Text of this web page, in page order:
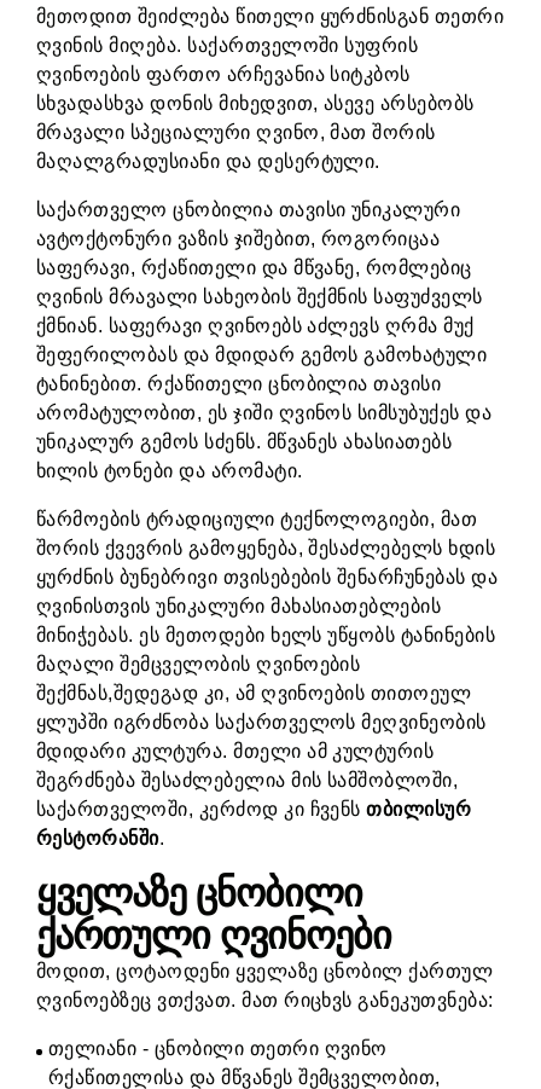
მეთოდით შეიძლება წითელი ყურძნისგან თეთრი
ღვინის მიღება. საქართველოში სუფრის
ღვინოების ფართო არჩევანია სიტკბოს
სხვადასხვა დონის მიხედვით, ასევე არსებობს
მრავალი სპეციალური ღვინო, მათ შორის
მაღალგრადუსიანი და დესერტული.
საქართველო ცნობილია თავისი უნიკალური
ავტოქტონური ვაზის ჯიშებით, როგორიცაა
საფერავი, რქაწითელი და მწვანე, რომლებიც
ღვინის მრავალი სახეობის შექმნის საფუძველს
ქმნიან. საფერავი ღვინოებს აძლევს ღრმა მუქ
შეფერილობას და მდიდარ გემოს გამოხატული
ტანინებით. რქაწითელი ცნობილია თავისი
არომატულობით, ეს ჯიში ღვინოს სიმსუბუქეს და
უნიკალურ გემოს სძენს. მწვანეს ახასიათებს
ხილის ტონები და არომატი.
წარმოების ტრადიციული ტექნოლოგიები, მათ
შორის ქვევრის გამოყენება, შესაძლებელს ხდის
ყურძნის ბუნებრივი თვისებების შენარჩუნებას და
ღვინისთვის უნიკალური მახასიათებლების
მინიჭებას. ეს მეთოდები ხელს უწყობს ტანინების
მაღალი შემცველობის ღვინოების
შექმნას,შედეგად კი, ამ ღვინოების თითოეულ
ყლუპში იგრძნობა საქართველოს მეღვინეობის
მდიდარი კულტურა. მთელი ამ კულტურის
შეგრძნება შესაძლებელია მის სამშობლოში,
საქართველოში, კერძოდ კი ჩვენსთბილისურ
რესტორანში.
ყველაზე ცნობილი
ქართული ღვინოები
მოდით, ცოტაოდენი ყველაზე ცნობილ ქართულ
ღვინოებზეც ვთქვათ. მათ რიცხვს განეკუთვნება:
თელიანი - ცნობილი თეთრი ღვინო
რქაწითელისა და მწვანეს შემცველობით,